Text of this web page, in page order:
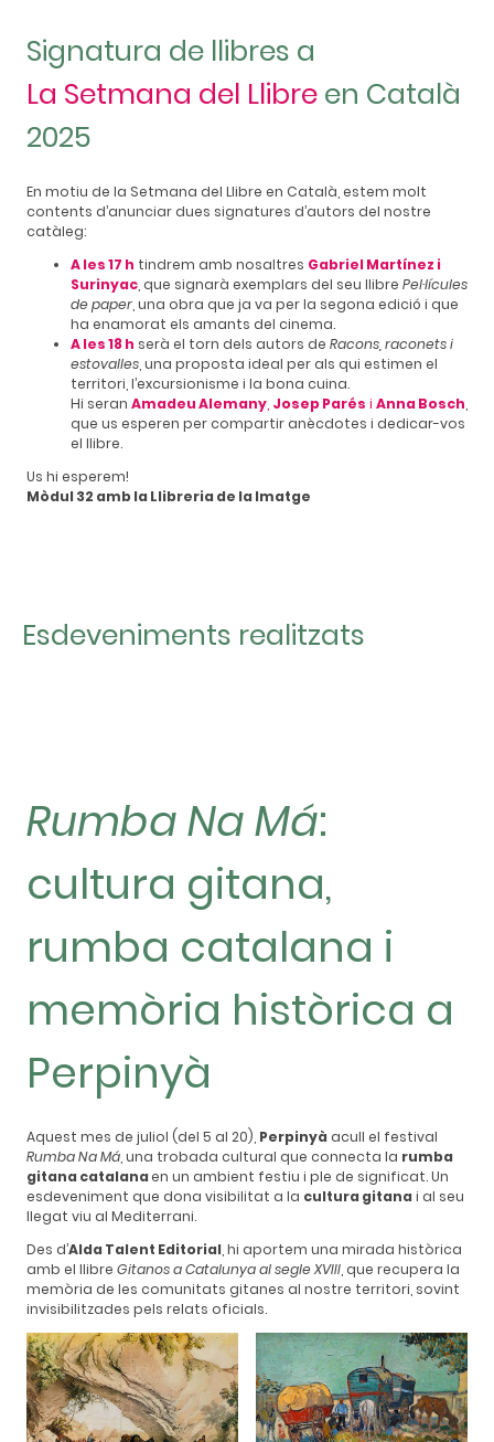
Signatura de llibres a
La Setmana del Llibreen Català
2025
En motiu de la Setmana del Llibre en Català, estem molt
contents d’anunciar dues signatures d’autors del nostre
catàleg:
A les 17 h tindrem amb nosaltres Gabriel Martínez i
Surinyac , que signarà exemplars del seu llibre Pel·lícules
de paper , una obra que ja va per la segona edició i que
ha enamorat els amants del cinema.
A les 18 h serà el torn dels autors de Racons, raconets i
estovalles , una proposta ideal per als qui estimen el
territori, l’excursionisme i la bona cuina.
Hi seran Amadeu Alemany Josep Parés i Anna Bosch
que us esperen per compartir anècdotes i dedicar-vos
el llibre.
Us hi esperem!
Mòdul 32 amb la Llibreria de la Imatge
Esdeveniments realitzats
Rumba Na Má:
cultura gitana,
rumba catalana i
memòria històrica a
Perpinyà
Aquest mes de juliol (del 5 al 20), Perpinyàacull el festival
Rumba Na Má , una trobada cultural que connecta la rumba
gitana catalanaen un ambient festiu i ple de significat. Un
esdeveniment que dona visibilitat a la cultura gitanai al seu
llegat viu al Mediterrani.
Des d’Alda Talent Editorial , hi aportem una mirada històrica
amb el llibre Gitanos a Catalunya al segle XVIII , que recupera la
memòria de les comunitats gitanes al nostre territori, sovint
invisibilitzades pels relats oficials.